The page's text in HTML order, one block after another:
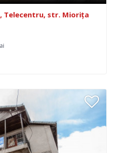
Telecentru, str. Miorița